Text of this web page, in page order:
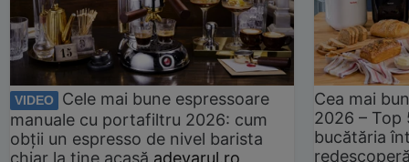
VIDEO
Cele mai bune espressoare
manuale cu portafiltru 2026: cum
obții un espresso de nivel barista
chiar la tine acasă adevarul.ro
Cea mai
2026 –
bucătăria